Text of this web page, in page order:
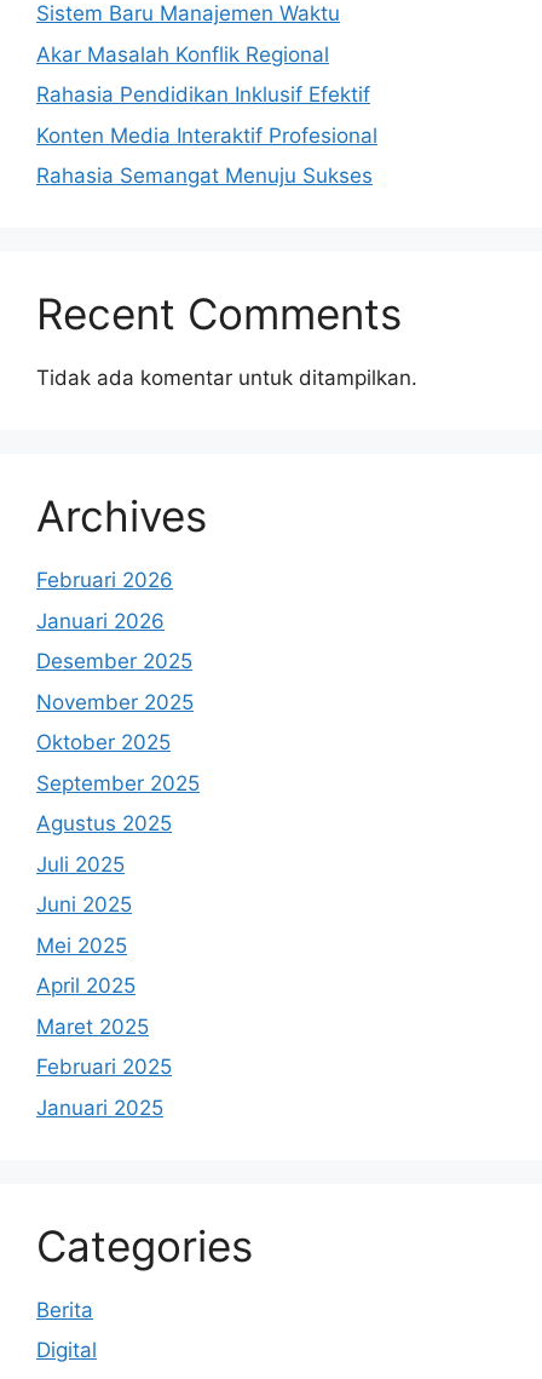
Sistem Baru Manajemen Waktu
Akar Masalah Konflik Regional
Rahasia Pendidikan Inklusif Efektif
Konten Media Interaktif Profesional
Rahasia Semangat Menuju Sukses
Recent Comments
Tidak ada komentar untuk ditampilkan.
Archives
Februari 2026
Januari 2026
Desember 2025
November 2025
Oktober 2025
September 2025
Agustus 2025
Juli 2025
Juni 2025
Mei 2025
April 2025
Maret 2025
Februari 2025
Januari 2025
Categories
Berita
Digital